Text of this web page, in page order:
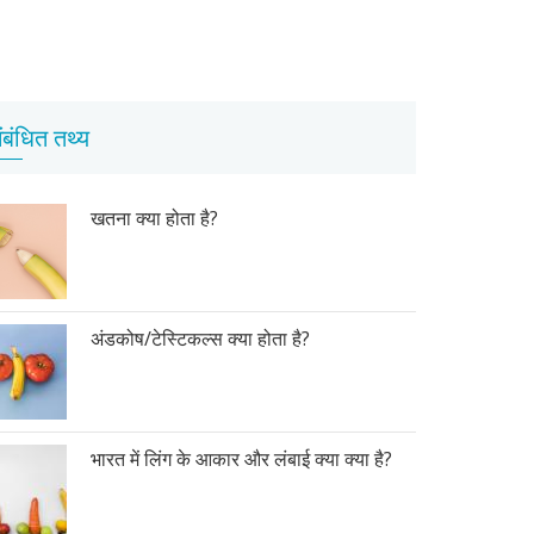
तथ्य
खतना क्या होता है?
अंडकोष/टेस्टिकल्स क्या होता है?
भारत में लिंग के आकार और लंबाई क्या क्या है?